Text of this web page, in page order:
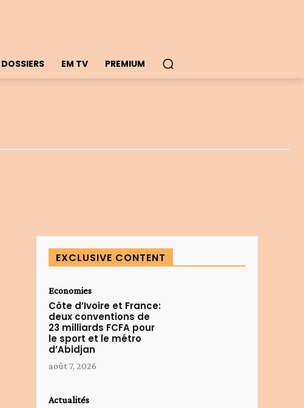
DOSSIERS EM TV PREMIUM
EXCLUSIVE CONTENT
Economies
Côte d’Ivoire et France:
deux conventions de
23 milliards FCFA pour
le sport et le métro
d’Abidjan
août 7, 2026
Actualités